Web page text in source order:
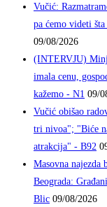
Vučić:
pa ćemo videti
09/08/2026
(INTERVJU)
imala cenu,
kažemo - N1 09/
Vučić obišao
tri nivoa"; "Biće
atrakcija" - B92
Masovna najezda
Beograda:
Blic 09/08/2026